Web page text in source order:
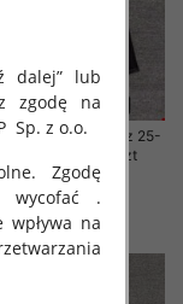
jeansy Roz 25-
Kolor Paczka 10 szt
61.00 zł
szczegóły
dalej” lub
zgodę na
Sp. z o.o.
Zgodę
wycofać .
wpływa na